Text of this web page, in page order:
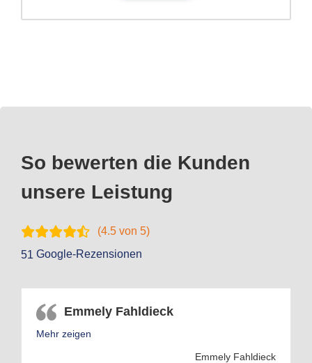
So bewerten die Kunden
unsere Leistung
(4.5 von 5)
51 Google-Rezensionen
Emmely Fahldieck
Mehr zeigen
Emmely Fahldieck